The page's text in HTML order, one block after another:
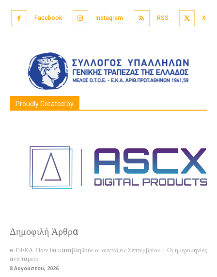
Facebook Instagram RSS X
Proudly Created by
Δημοφιλή Άρθρα
e-ΕΦΚΑ: Πότε θα καταβληθούν οι συντάξεις Σεπτεμβρίου – Οι ημερομηνίες
ανά ταμείο
8 Αυγούστου, 2026